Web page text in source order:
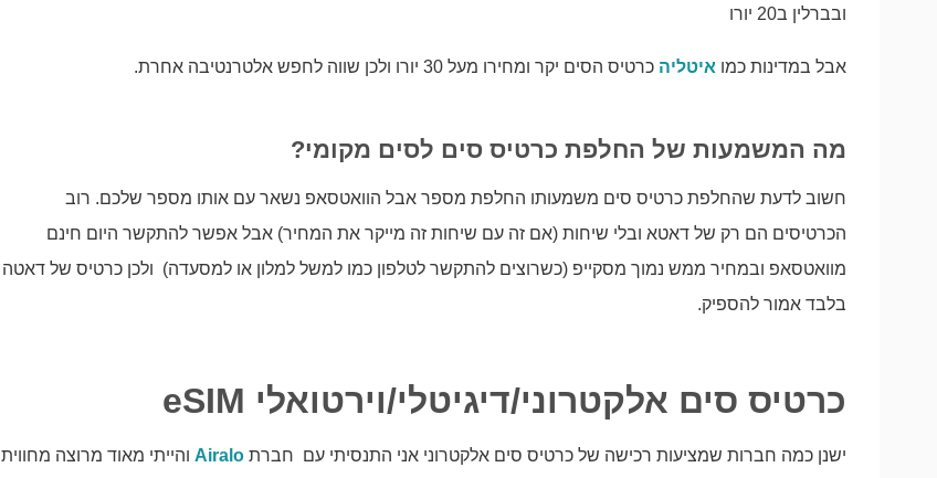
ובברלין ב20 יורו
אבל במדינות כמו איטליה כרטיס הסים יקר ומחירו מעל 30 יורו ולכן שווה לחפש אלטרנטיבה אחרת.
מה המשמעות של החלפת כרטיס סים לסים מקומי?
חשוב לדעת שהחלפת כרטיס סים משמעותו החלפת מספר אבל הוואטסאפ נשאר עם אותו מספר שלכם. רוב
הכרטיסים הם רק של דאטא ובלי שיחות (אם זה עם שיחות זה מייקר את המחיר) אבל אפשר להתקשר היום חינם
מוואטסאפ ובמחיר ממש נמוך מסקייפ (כשרוצים להתקשר לטלפון כמו למשל למלון או למסעדה) ולכן כרטיס של דאטה
בלבד אמור להספיק.
כרטיס סים אלקטרוני/דיגיטלי/וירטואלי eSIM
ישנן כמה חברות שמציעות רכישה של כרטיס סים אלקטרוני אני התנסיתי עם חברת Airalo והייתי מאוד מרוצה מחווית